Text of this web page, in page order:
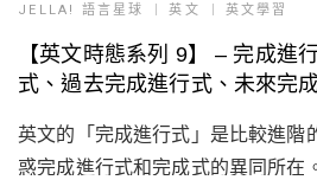
JELLA! 語言星球 英文 英文學習
【英文時態系列 9】 – 完成進
式、過去完成進行式、未來完
英文的「完成進行式」是比較進階
惑完成進行式和完成式的異同所在